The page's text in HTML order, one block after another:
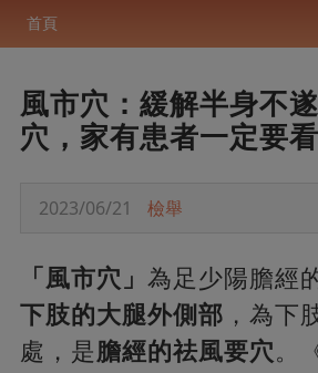
首頁
風市穴：緩解半身不
穴，家有患者一定要
2023/06/21 檢舉
「風市穴」 為足少陽膽經
下肢的大腿外側部 ，為下
處，是膽經的祛風要穴。